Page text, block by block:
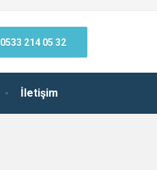
İletişim
0533 214 05 32